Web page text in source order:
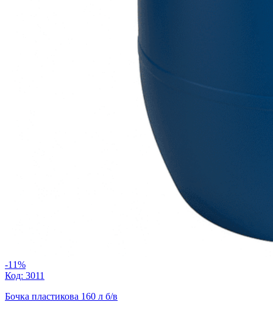
-11%
Код: 3011
Бочка пластикова 160 л б/в